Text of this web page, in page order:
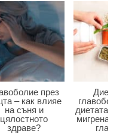
през
– как влияе
на съня и
цялостното
здраве?
Диета при
главоболие –
диетата
мигрена и
главата?